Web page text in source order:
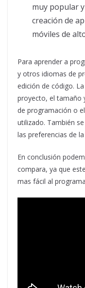
muy popular
creación de
móviles de
Para aprender a
y otros idiomas de
edición de código.
proyecto, el tamaño
de programación o
utilizado. También
las preferencias de
En conclusión
compara, ya que
mas fácil al